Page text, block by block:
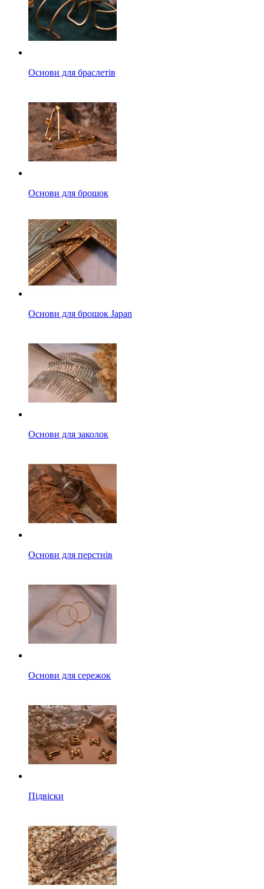
Основи для браслетів
Основи для брошок
Основи для брошок Japan
Основи для заколок
Основи для перстнів
Основи для сережок
Підвіски